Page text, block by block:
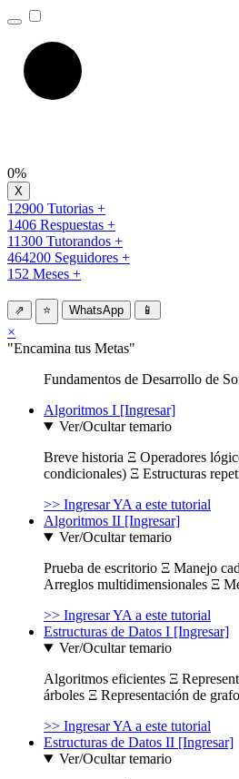
0%
12900 Tutorias +
1406 Respuestas +
11300 Tutorandos +
464200 Seguidores +
152 Meses +
⇗ ⭐ WhatsApp 📱
×
"Encamina tus Metas"
Fundamentos de Desarrollo de
Algoritmos I [Ingresar]
Ver/Ocultar temario
Breve historia Ξ Operadores
condicionales) Ξ Estructuras
>> Ingresar YA a este tutorial
Algoritmos II [Ingresar]
Ver/Ocultar temario
Prueba de escritorio Ξ Manejo
Arreglos multidimensionales Ξ
>> Ingresar YA a este tutorial
Estructuras de Datos I [Ingresar]
Ver/Ocultar temario
Algoritmos eficientes Ξ
árboles Ξ Representación de
>> Ingresar YA a este tutorial
Estructuras de Datos II [Ingresar]
Ver/Ocultar temario